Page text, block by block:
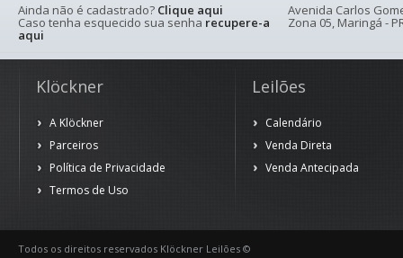
Ainda não é cadastrado? Clique aqui
Caso tenha esquecido sua senha recupere-a
aqui
Avenida Carlos
Zona 05, Maringá -
Klöckner
A Klöckner
Parceiros
Política de Privacidade
Termos de Uso
Leilões
Calendário
Venda Direta
Venda Antecipada
Todos os direitos reservados Klöckner Leilões ©